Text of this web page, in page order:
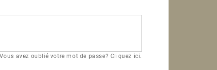
avez oublié votre mot de passe? Cliquez ici.